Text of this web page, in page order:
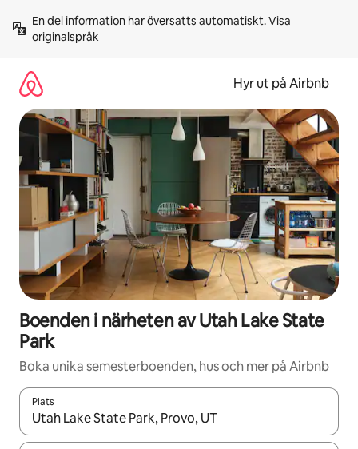
innehåll
En del information har översatts automatiskt. Visa
originalspråk
Hyr ut på Airbnb
Boenden i närheten av Utah Lake State
Park
Boka unika semesterboenden, hus och mer på Airbnb
Plats
När resultaten är tillgängliga kan du navigera med upp- och